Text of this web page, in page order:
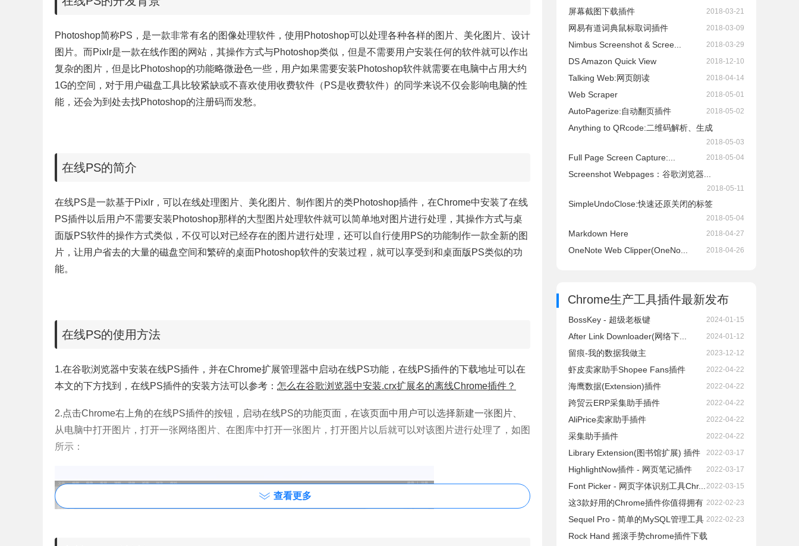
Photoshop简称PS，是一款非常有名的图像处理软件，使用Photoshop可以处理各种各样的图片、美化图片、设计
图片。而Pixlr是一款在线作图的网站，其操作方式与Photoshop类似，但是不需要用户安装任何的软件就可以作出
复杂的图片，但是比Photoshop的功能略微逊色一些，用户如果需要安装Photoshop软件就需要在电脑中占用大约
1G的空间，对于用户磁盘工具比较紧缺或不喜欢使用收费软件（PS是收费软件）的同学来说不仅会影响电脑的性
能，还会为到处去找Photoshop的注册码而发愁。
在线PS的简介
在线PS是一款基于Pixlr，可以在线处理图片、美化图片、制作图片的类Photoshop插件，在Chrome中安装了在线
PS插件以后用户不需要安装Photoshop那样的大型图片处理软件就可以简单地对图片进行处理，其操作方式与桌
面版PS软件的操作方式类似，不仅可以对已经存在的图片进行处理，还可以自行使用PS的功能制作一款全新的图
片，让用户省去的大量的磁盘空间和繁碎的桌面Photoshop软件的安装过程，就可以享受到和桌面版PS类似的功
能。
在线PS的使用方法
1.在谷歌浏览器中安装在线PS插件，并在Chrome扩展管理器中启动在线PS功能，在线PS插件的下载地址可以在
本文的下方找到，在线PS插件的安装方法可以参考： 怎么在谷歌浏览器中安装.crx扩展名的离线Chrome插件？
2.点击Chrome右上角的在线PS插件的按钮，启动在线PS的功能页面，在该页面中用户可以选择新建一张图片、
从电脑中打开图片，打开一张网络图片、在图库中打开一张图片，打开图片以后就可以对该图片进行处理了，如图
所示：
查看更多
屏幕截图下载插件 2018-03-21
网易有道词典鼠标取词插件 2018-03-09
Nimbus Screenshot & Scree... 2018-03-29
DS Amazon Quick View 2018-12-10
Talking Web:网页朗读 2018-04-14
Web Scraper 2018-05-01
AutoPagerize:自动翻页插件 2018-05-02
Anything to QRcode:二维码解析、生成
2018-05-03
Full Page Screen Capture:... 2018-05-04
Screenshot Webpages：谷歌浏览器...
2018-05-11
SimpleUndoClose:快速还原关闭的标签
2018-05-04
Markdown Here 2018-04-27
OneNote Web Clipper(OneNo... 2018-04-26
Chrome生产工具插件最新发布
BossKey - 超级老板键 2024-01-15
After Link Downloader(网络下... 2024-01-12
留痕-我的数据我做主 2023-12-12
虾皮卖家助手Shopee Fans插件 2022-04-22
海鹰数据(Extension)插件 2022-04-22
跨贸云ERP采集助手插件 2022-04-22
AliPrice卖家助手插件 2022-04-22
采集助手插件 2022-04-22
Library Extension(图书馆扩展) 插件 2022-03-17
HighlightNow插件 - 网页笔记插件 2022-03-17
Font Picker - 网页字体识别工具Chr... 2022-03-15
这3款好用的Chrome插件你值得拥有 2022-02-23
Sequel Pro - 简单的MySQL管理工具 2022-02-23
Rock Hand 摇滚手势chrome插件下载